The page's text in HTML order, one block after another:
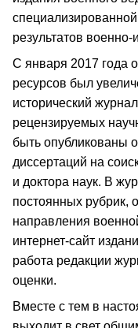
результатов
С января 2017 года
ресурсов был
исторический
рецензируемых
быть опубликованы
диссертаций на
и доктора наук. В
постоянных рубрик,
направления
интернет-сайт
работа редакции
оценки.
Вместе с тем в